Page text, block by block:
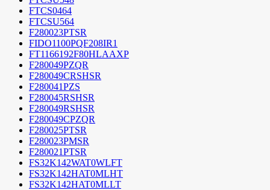
FTCS0464
FTCSU564
F280023PTSR
FIDO1100PQF208IR1
FT1166192F80HLAAXP
F280049PZQR
F280049CRSHSR
F280041PZS
F280045RSHSR
F280049RSHSR
F280049CPZQR
F280025PTSR
F280023PMSR
F280021PTSR
FS32K142WAT0WLFT
FS32K142HAT0MLHT
FS32K142HAT0MLLT